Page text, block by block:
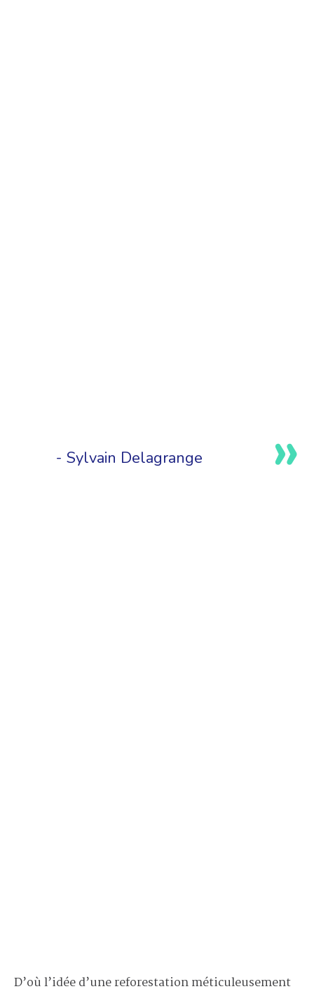
Sylvain Delagrange
D’où l’idée d’une reforestation méticuleusement